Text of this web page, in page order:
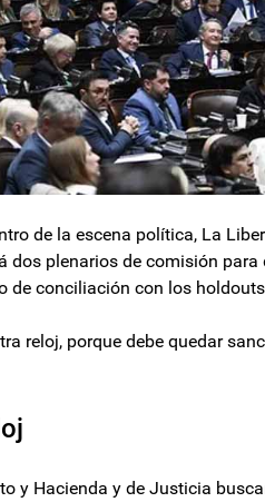
de la escena política, La
dos plenarios de comisión para
de conciliación con los
reloj, porque debe quedar
y Hacienda y de Justicia